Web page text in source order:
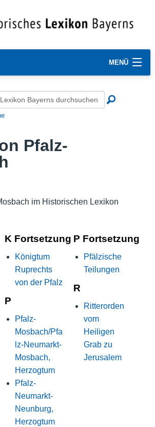
MENÜ
Pfalz-
im Historischen Lexikon
K Fortsetzung
Königtum
Ruprechts
von der Pfalz
P
Pfalz-
Mosbach/Pfa
lz-Neumarkt-
Mosbach,
Herzogtum
Pfalz-
Neumarkt-
Neunburg,
Herzogtum
P Fortsetzung
Pfälzische
Teilungen
R
Ritterorden
vom
Heiligen
Grab zu
Jerusalem